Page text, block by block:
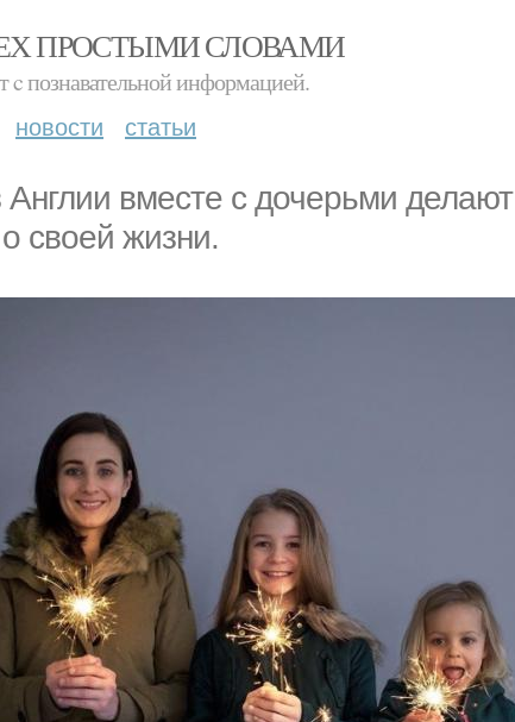
ПРОСТЫМИ СЛОВАМИ
познавательной информацией.
новости статьи
вместе с дочерьми
своей жизни.